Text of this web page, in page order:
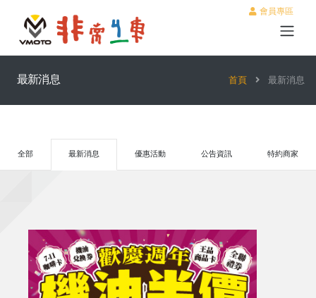
會員專區
最新消息 首頁 最新消息
全部 最新消息 優惠活動 公告資訊 特約商家